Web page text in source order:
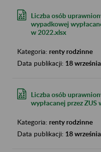
Liczba osób
wypadkowej
w 2022.xlsx
Kategoria: renty rodzinne
Data publikacji: 18
Liczba osób
wypłacanej przez ZUS
Kategoria: renty rodzinne
Data publikacji: 18